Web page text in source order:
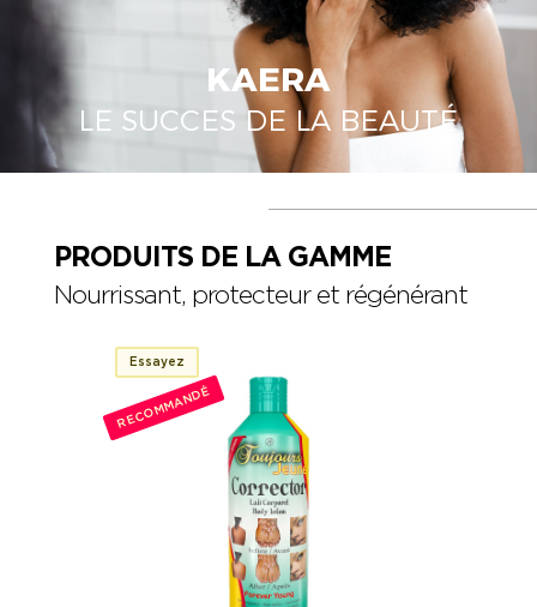
KAERA
LE SUCCES DE LA BEAUTÉ
PRODUITS DE LA GAMME
Nourrissant, protecteur et régénérant
Essayez
RECOMMANDÉ